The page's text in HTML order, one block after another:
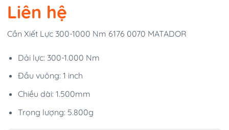
Liên hệ
Cần Xiết Lực 300-1000 Nm 6176 0070 MATADOR
Dải lực: 300-1.000 Nm
Đầu vuông: 1 inch
Chiều dài: 1.500mm
Trọng lượng: 5.800g